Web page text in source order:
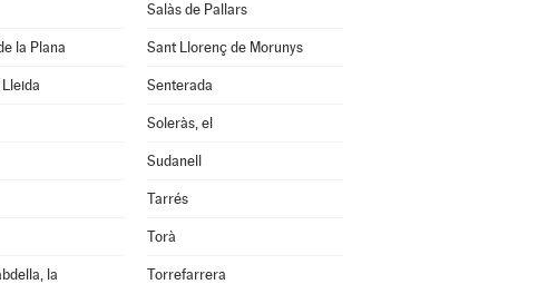
Salàs de Pallars
la Plana Sant Llorenç de Morunys
Senterada
Soleràs, el
Sudanell
Tarrés
Torà
la Torrefarrera